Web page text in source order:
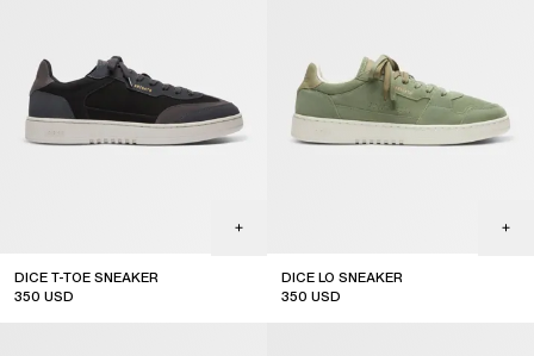
DICE T-TOE SNEAKER
350 USD
DICE LO SNEAKER
350 USD